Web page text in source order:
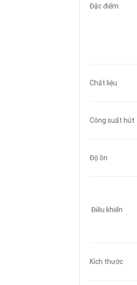
Đặc điểm
Chất liệu
Công suất hút
Độ ồn
Điều khiển
Kích thước